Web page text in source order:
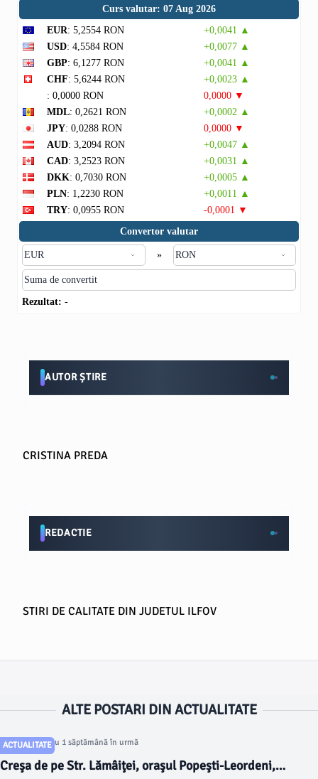
Curs valutar: 07 Aug 2026
EUR: 5,2554 RON
+0,0041 ▲
USD: 4,5584 RON
+0,0077 ▲
GBP: 6,1277 RON
+0,0041 ▲
CHF: 5,6244 RON
+0,0023 ▲
: 0,0000 RON
0,0000 ▼
MDL: 0,2621 RON
+0,0002 ▲
JPY: 0,0288 RON
0,0000 ▼
AUD: 3,2094 RON
+0,0047 ▲
CAD: 3,2523 RON
+0,0031 ▲
DKK: 0,7030 RON
+0,0005 ▲
PLN: 1,2230 RON
+0,0011 ▲
TRY: 0,0955 RON
-0,0001 ▼
Convertor valutar
»
Rezultat: -
AUTOR ȘTIRE
CRISTINA PREDA
REDACTIE
STIRI DE CALITATE DIN JUDETUL ILFOV
ALTE POSTARI DIN ACTUALITATE
ACTUALITATE
Articol postat cu 1 săptămână în urmă
Creşa de pe Str. Lămâiţei, oraşul Popeşti-Leordeni,